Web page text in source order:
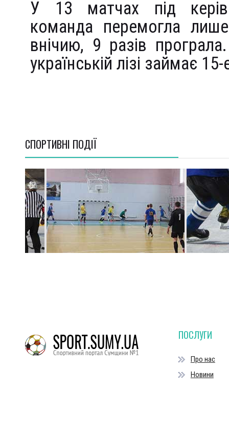
У 13 матчах під
команда перемогла лише
внічию, 9 разів
українській лізі займає
СПОРТИВНI ПОДІЇ
ПОСЛУГИ
Про нас
Новини